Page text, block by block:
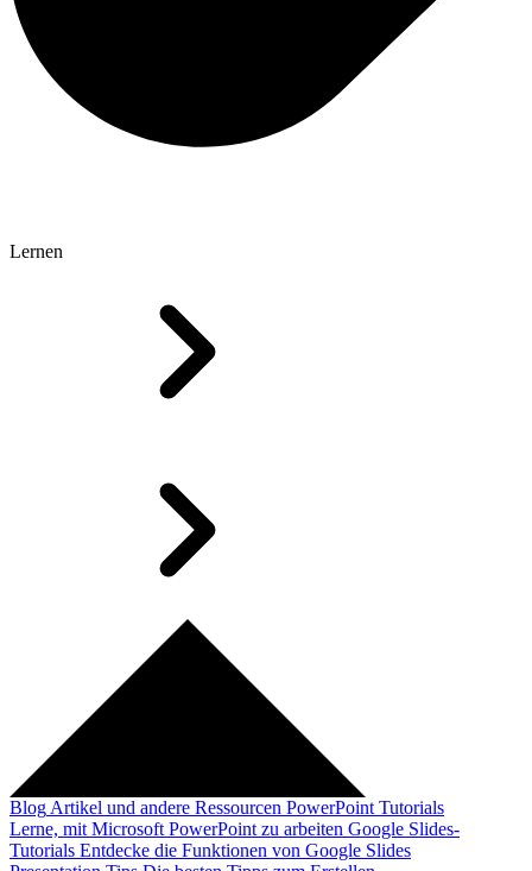
Lernen
Blog Artikel und andere Ressourcen PowerPoint Tutorials
Lerne, mit Microsoft PowerPoint zu arbeiten Google Slides-
Tutorials Entdecke die Funktionen von Google Slides